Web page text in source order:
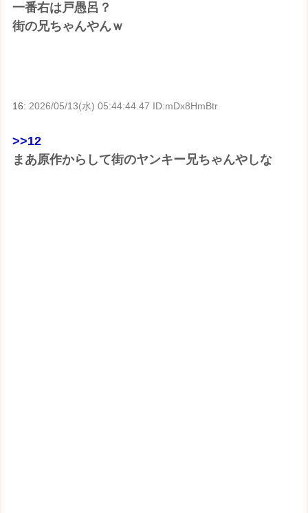
一番右は戸愚呂？
街の兄ちゃんやんｗ
16:2026/05/13(水) 05:44:44.47 ID:mDx8HmBtr
>>12
まあ原作からして街のヤンキー兄ちゃんやしな